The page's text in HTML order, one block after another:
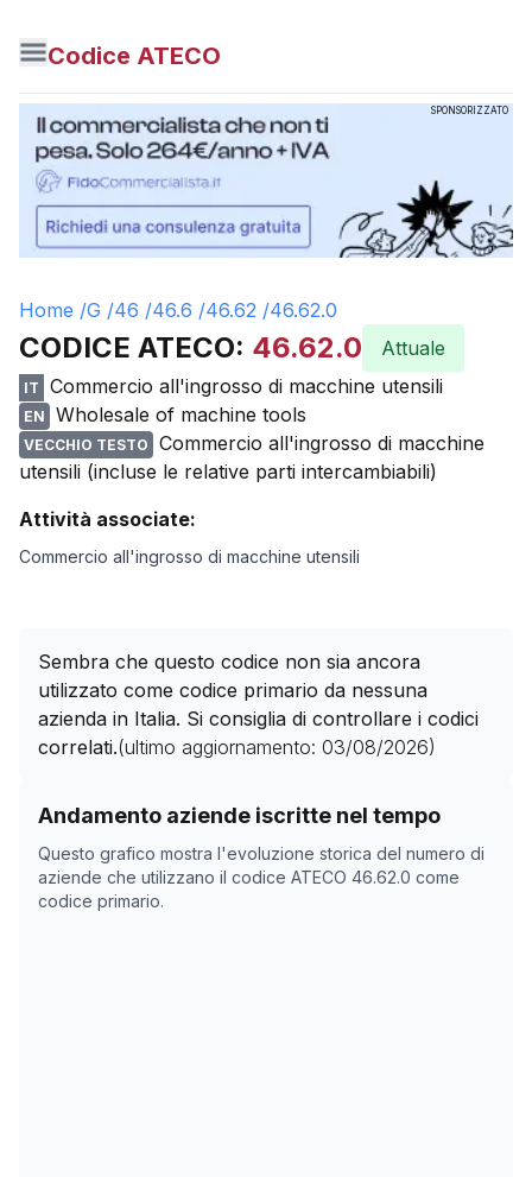
Codice ATECO
SPONSORIZZATO
Home /G /46 /46.6 /46.62 /46.62.0
CODICE ATECO: 46.62.0 Attuale
IT Commercio all'ingrosso di macchine utensili
EN Wholesale of machine tools
VECCHIO TESTO
Commercio all'ingrosso di macchine
utensili (incluse le relative parti intercambiabili)
Attività associate:
Commercio all'ingrosso di macchine utensili
Sembra che questo codice non sia ancora
utilizzato come codice primario da nessuna
azienda in Italia. Si consiglia di controllare i codici
correlati.(ultimo aggiornamento: 03/08/2026)
Andamento aziende iscritte nel tempo
Questo grafico mostra l'evoluzione storica del numero di
aziende che utilizzano il codice ATECO 46.62.0 come
codice primario.
Storico numero di aziende con codice ATECO
Data rilevazione
27/04/2025
0
04/11/2025